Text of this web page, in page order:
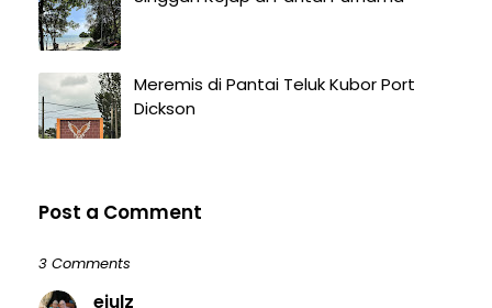
Meremis di Pantai Teluk Kubor Port
Dickson
Post a Comment
3 Comments
ejulz